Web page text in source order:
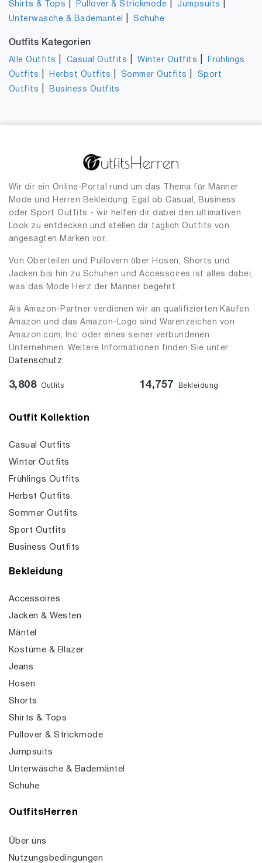
Shirts & Tops Pullover & Strickmode |Jumpsuits
Unterwäsche & Bademäntel |Schuhe
Outfits Kategorien
Alle Outfits Casual Outfits |Winter Outfits
Frühlings
Outfits
Herbst Outfits Sommer Outfits
Sport
Outfits
Business Outfits
Wir dir ein Online-Portal rund um das Thema für Männer
Mode und Herren Bekleidung. Egal ob Casual, Business
oder Sport Outfits - wir helfen dir dabei den ultimativen
Look zu entdecken und stellen dir täglich Outfits von
angesagten Marken vor.
Von Oberteilen und Pullovern über Hosen, Shorts und
Jacken bis hin zu Schuhen und Accessoires ist alles dabei,
was das Mode Herz der Männer begehrt.
Als Amazon-Partner verdienen wir an qualifizierten Käufen.
Amazon und das Amazon-Logo sind Warenzeichen von
Amazon.com, Inc. oder eines seiner verbundenen
Unternehmen. Weitere Informationen finden Sie unter
Datenschutz
3,808 Outfits 14,757 Bekleidung
Outfit Kollektion
Casual Outfits
Winter Outfits
Frühlings Outfits
Herbst Outfits
Sommer Outfits
Sport Outfits
Business Outfits
Bekleidung
Accessoires
Jacken & Westen
Mäntel
Kostüme & Blazer
Jeans
Hosen
Shorts
Shirts & Tops
Pullover & Strickmode
Jumpsuits
Unterwäsche & Bademäntel
Schuhe
OutfitsHerren
Über uns
Nutzungsbedingungen